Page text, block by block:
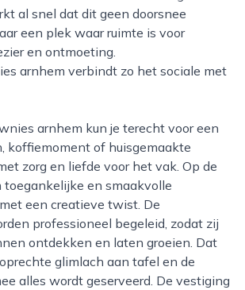
al snel dat dit geen doorsnee
een plek waar ruimte is voor
en ontmoeting.
arnhem verbindt zo het sociale met
koffiemoment of huisgemaakte
zorg en liefde voor het vak. Op de
toegankelijke en smaakvolle
een creatieve twist. De
professioneel begeleid, zodat zij
ontdekken en laten groeien. Dat
glimlach aan tafel en de
alles wordt geserveerd. De vestiging